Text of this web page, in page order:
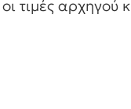
τιμές αρχηγού